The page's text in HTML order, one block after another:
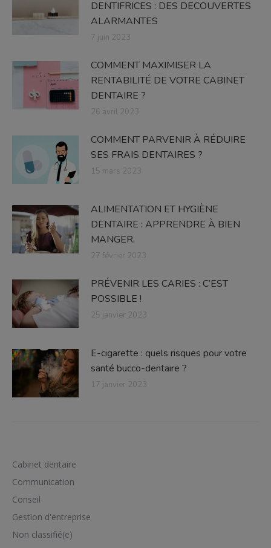
DENTIFRICES : DES DECOUVERTES
ALARMANTES
7 juin 2023
COMMENT MAXIMISER LA
RENTABILITÉ DE VOTRE CABINET
DENTAIRE ?
26 avril 2023
COMMENT PARVENIR À RÉDUIRE
SES FRAIS DENTAIRES ?
15 mars 2023
ALIMENTATION ET HYGIÈNE
DENTAIRE : APPRENDRE À BIEN
MANGER.
27 février 2023
PRÉVENIR LES CARIES : C’EST
POSSIBLE !
25 janvier 2023
E-cigarette : quels risques pour votre
santé bucco-dentaire ?
17 janvier 2023
Cabinet dentaire
Communication
Conseil
Gestion d'entreprise
Non classifié(e)